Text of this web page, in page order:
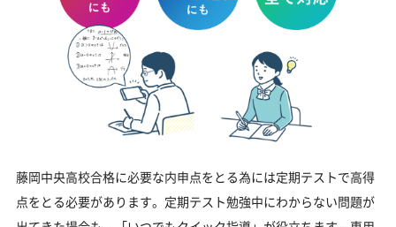
藤岡中央高校合格に必要な内申点をとる為には定期テストで高得
点をとる必要があります。定期テスト勉強中にわからない問題が